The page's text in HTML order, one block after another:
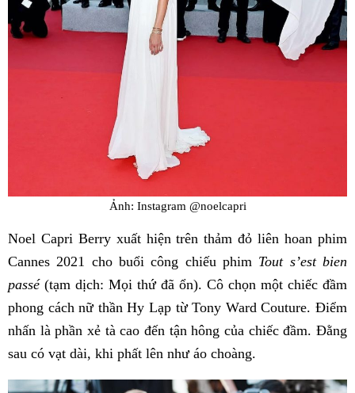
Ảnh: Instagram @noelcapri
Noel Capri Berry xuất hiện trên thảm đỏ liên hoan phim
Cannes 2021 cho buổi công chiếu phim Tout s’est bien
passé(tạm dịch: Mọi thứ đã ổn). Cô chọn một chiếc đầm
phong cách nữ thần Hy Lạp từ Tony Ward Couture. Điểm
nhấn là phần xẻ tà cao đến tận hông của chiếc đầm. Đằng
sau có vạt dài, khi phất lên như áo choàng.